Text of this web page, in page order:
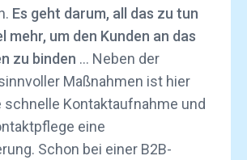
Es geht darum, all das zu tun
mehr, um den Kunden an das
zu binden … Neben der
Maßnahmen ist hier
schnelle Kontaktaufnahme und
eine
Schon bei einer B2B-